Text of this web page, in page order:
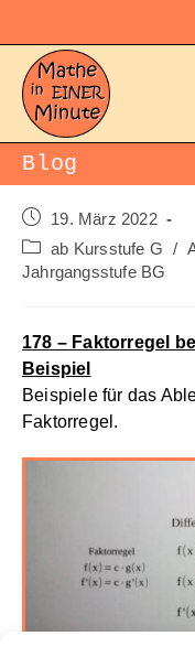
springen
Blog
Beitrag
veröffentlicht:
19. März 2022
Beitrags-
Kategorie:
ab Kursstufe G /
Jahrgangsstufe BG
178 – Faktorregel
Beispiel
Beispiele für das
Faktorregel.